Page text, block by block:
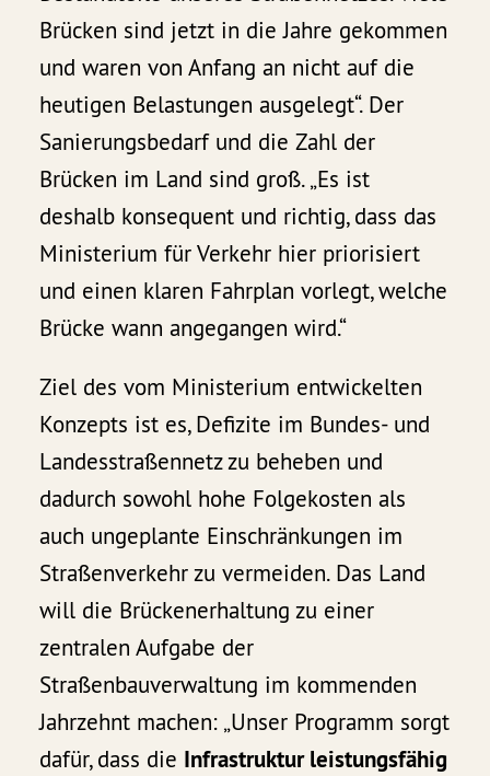
Brücken sind jetzt in die Jahre gekommen
und waren von Anfang an nicht auf die
heutigen Belastungen ausgelegt“. Der
Sanierungsbedarf und die Zahl der
Brücken im Land sind groß. „Es ist
deshalb konsequent und richtig, dass das
Ministerium für Verkehr hier priorisiert
und einen klaren Fahrplan vorlegt, welche
Brücke wann angegangen wird.“
Ziel des vom Ministerium entwickelten
Konzepts ist es, Defizite im Bundes- und
Landesstraßennetz zu beheben und
dadurch sowohl hohe Folgekosten als
auch ungeplante Einschränkungen im
Straßenverkehr zu vermeiden. Das Land
will die Brückenerhaltung zu einer
zentralen Aufgabe der
Straßenbauverwaltung im kommenden
Jahrzehnt machen: „Unser Programm sorgt
dafür, dass die Infrastruktur leistungsfähig